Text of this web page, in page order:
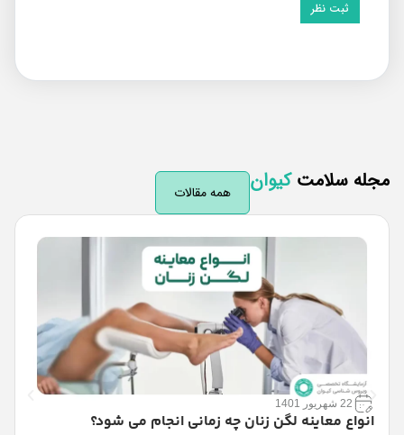
سلامتکیوان همه مقالات
22 شهریور 1401
انواع معاینه لگن زنان چه زمانی انجام می شود؟